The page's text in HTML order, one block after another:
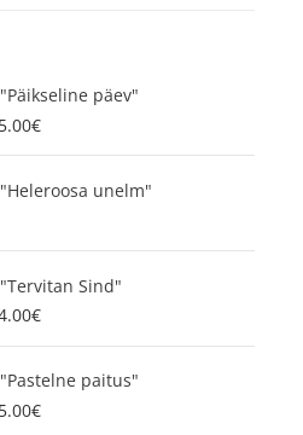
päev"
€
r
i
c
r
n
g
:
3
5
0
unelm"
Sind"
€
P
r
i
c
a
paitus"
€
r
i